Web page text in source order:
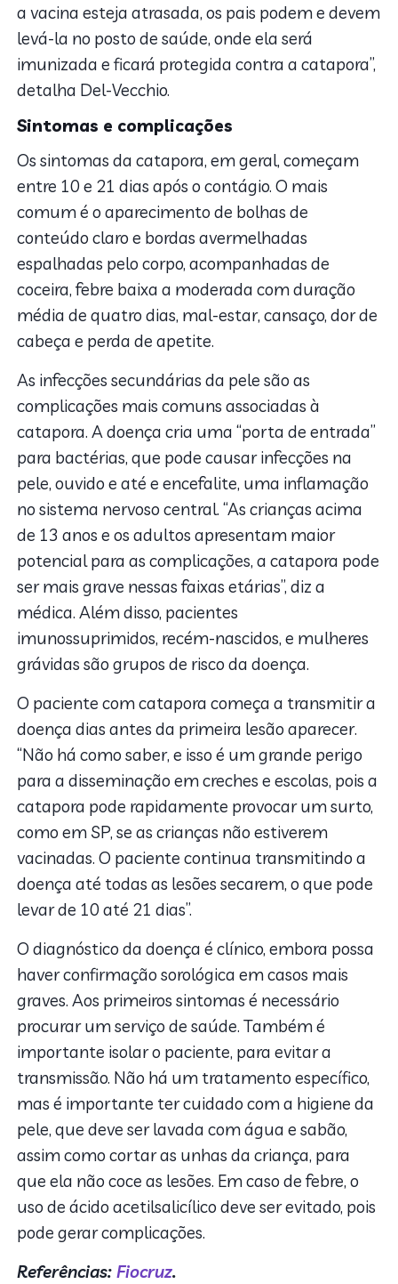
a vacina esteja atrasada, os pais podem e devem
levá-la no posto de saúde, onde ela será
imunizada e ficará protegida contra a catapora”,
detalha Del-Vecchio.
Sintomas e complicações
Os sintomas da catapora, em geral, começam
entre 10 e 21 dias após o contágio. O mais
comum é o aparecimento de bolhas de
conteúdo claro e bordas avermelhadas
espalhadas pelo corpo, acompanhadas de
coceira, febre baixa a moderada com duração
média de quatro dias, mal-estar, cansaço, dor de
cabeça e perda de apetite.
As infecções secundárias da pele são as
complicações mais comuns associadas à
catapora. A doença cria uma “porta de entrada”
para bactérias, que pode causar infecções na
pele, ouvido e até e encefalite, uma inflamação
no sistema nervoso central. “As crianças acima
de 13 anos e os adultos apresentam maior
potencial para as complicações, a catapora pode
ser mais grave nessas faixas etárias”, diz a
médica. Além disso, pacientes
imunossuprimidos, recém-nascidos, e mulheres
grávidas são grupos de risco da doença.
O paciente com catapora começa a transmitir a
doença dias antes da primeira lesão aparecer.
“Não há como saber, e isso é um grande perigo
para a disseminação em creches e escolas, pois a
catapora pode rapidamente provocar um surto,
como em SP, se as crianças não estiverem
vacinadas. O paciente continua transmitindo a
doença até todas as lesões secarem, o que pode
levar de 10 até 21 dias”.
O diagnóstico da doença é clínico, embora possa
haver confirmação sorológica em casos mais
graves. Aos primeiros sintomas é necessário
procurar um serviço de saúde. Também é
importante isolar o paciente, para evitar a
transmissão. Não há um tratamento específico,
mas é importante ter cuidado com a higiene da
pele, que deve ser lavada com água e sabão,
assim como cortar as unhas da criança, para
que ela não coce as lesões. Em caso de febre, o
uso de ácido acetilsalicílico deve ser evitado, pois
pode gerar complicações.
Referências:Fiocruz.